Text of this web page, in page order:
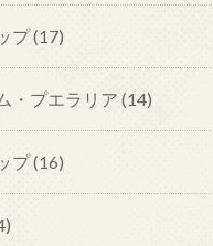
プ(17)
・プエラリア (14)
プ(16)